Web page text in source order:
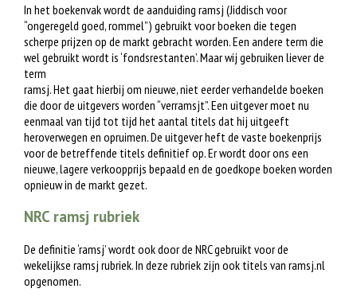
In het boekenvak wordt de aanduiding ramsj (Jiddisch voor
“ongeregeld goed, rommel”) gebruikt voor boeken die tegen
scherpe prijzen op de markt gebracht worden. Een andere term die
wel gebruikt wordt is ‘fondsrestanten’. Maar wij gebruiken liever de
term
ramsj. Het gaat hierbij om nieuwe, niet eerder verhandelde boeken
die door de uitgevers worden “verramsjt”. Een uitgever moet nu
eenmaal van tijd tot tijd het aantal titels dat hij uitgeeft
heroverwegen en opruimen. De uitgever heft de vaste boekenprijs
voor de betreffende titels definitief op. Er wordt door ons een
nieuwe, lagere verkoopprijs bepaald en de goedkope boeken worden
opnieuw in de markt gezet.
NRC ramsj rubriek
De definitie ‘ramsj’ wordt ook door de NRC gebruikt voor de
wekelijkse ramsj rubriek. In deze rubriek zijn ook titels van ramsj.nl
opgenomen.